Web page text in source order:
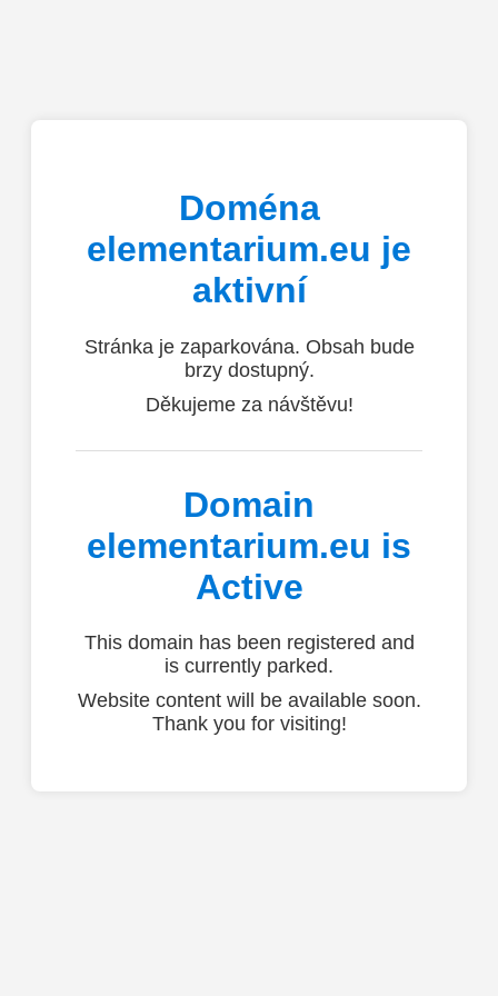
Doména
elementarium.eu je
aktivní
Stránka je zaparkována. Obsah bude
brzy dostupný.
Děkujeme za návštěvu!
Domain
elementarium.eu is
Active
This domain has been registered and
is currently parked.
Website content will be available soon.
Thank you for visiting!